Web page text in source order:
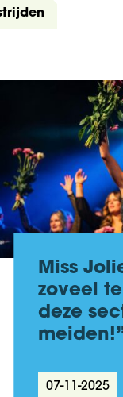
Miss
zoveel
deze
07-11-2025